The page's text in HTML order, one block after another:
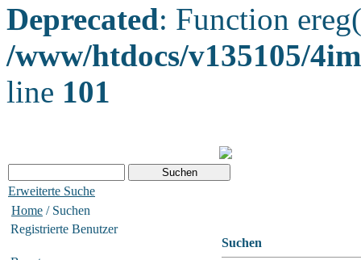
Deprecated: Function
/www/htdocs/v135105/
line 101
Erweiterte Suche
Home / Suchen
Registrierte Benutzer
Suchen